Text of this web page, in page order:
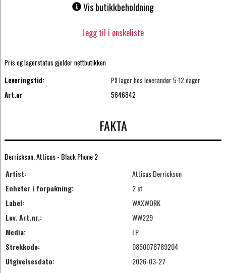
Vis butikkbeholdning
Legg til i ønskeliste
Pris og lagerstatus gjelder nettbutikken
Leveringstid:
På lager hos leverandør 5-12 dager
Art.nr
5646842
FAKTA
Derrickson, Atticus - Black Phone 2
Artist:
Atticus Derrickson
Enheter i forpakning:
2 st
Label:
WAXWORK
Lev. Art.nr.:
WW229
Media:
LP
Strekkode:
0850078789204
Utgivelsesdato:
2026-03-27